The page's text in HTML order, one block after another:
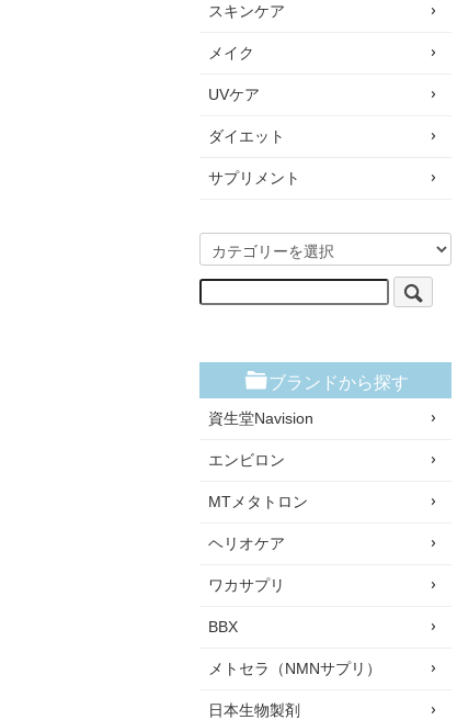
スキンケア
メイク
UVケア
ダイエット
サプリメント
ブランドから探す
資生堂Navision
エンビロン
MTメタトロン
ヘリオケア
ワカサプリ
BBX
メトセラ（NMNサプリ）
日本生物製剤